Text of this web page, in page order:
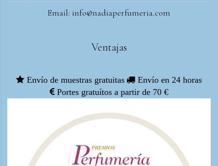
Email: info@nadiaperfumeria.com
Ventajas
Envío de muestras gratuitas
Envío en 24 horas
Portes gratuítos a partir de 70 €